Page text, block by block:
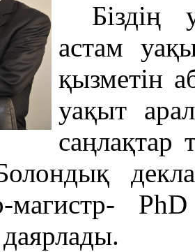
Біздің
астам
қызметін
уақыт
магистр-